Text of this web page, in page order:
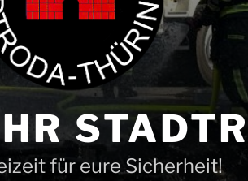
für eure Sicherheit!